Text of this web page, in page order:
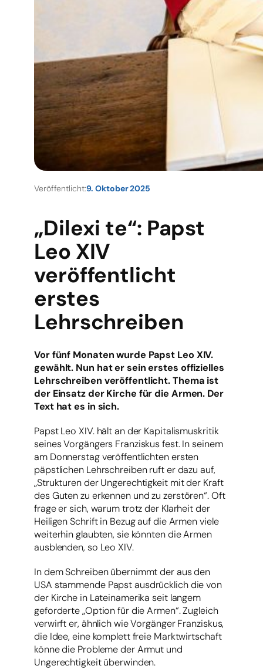
Veröffentlicht:9. Oktober 2025
„Dilexi te“: Papst
Leo XIV
veröffentlicht
erstes
Lehrschreiben
Vor fünf Monaten wurde Papst Leo XIV.
gewählt. Nun hat er sein erstes offizielles
Lehrschreiben veröffentlicht. Thema ist
der Einsatz der Kirche für die Armen. Der
Text hat es in sich.
Papst Leo XIV. hält an der Kapitalismuskritik
seines Vorgängers Franziskus fest. In seinem
am Donnerstag veröffentlichten ersten
päpstlichen Lehrschreiben ruft er dazu auf,
„Strukturen der Ungerechtigkeit mit der Kraft
des Guten zu erkennen und zu zerstören“. Oft
frage er sich, warum trotz der Klarheit der
Heiligen Schrift in Bezug auf die Armen viele
weiterhin glaubten, sie könnten die Armen
ausblenden, so Leo XIV.
In dem Schreiben übernimmt der aus den
USA stammende Papst ausdrücklich die von
der Kirche in Lateinamerika seit langem
geforderte „Option für die Armen“. Zugleich
verwirft er, ähnlich wie Vorgänger Franziskus,
die Idee, eine komplett freie Marktwirtschaft
könne die Probleme der Armut und
Ungerechtigkeit überwinden.